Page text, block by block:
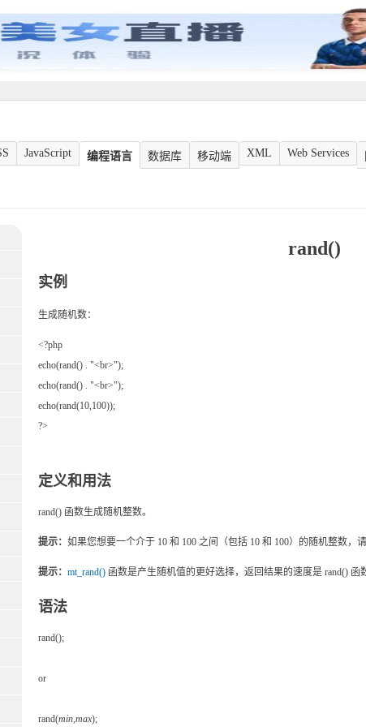
JavaScript 编程语言 数据库 移动端 XML Web Services
rand()
实例
生成随机数：
<?php
echo(rand() . "<br>");
echo(rand() . "<br>");
echo(rand(10,100));
?>
定义和用法
rand() 函数生成随机整数。
提示： 如果您想要一个介于 10 和 100 之间（包括 10 和 100）的随机整数，请
提示： mt_rand() 函数是产生随机值的更好选择，返回结果的速度是 rand() 函
语法
rand();
or
rand(min,max);